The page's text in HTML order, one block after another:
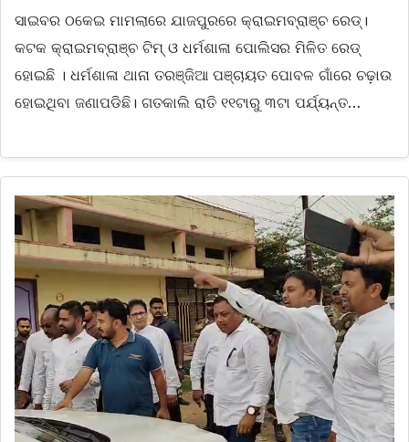
ସାଇବର ଠକେଇ ମାମଲାରେ ଯାଜପୁରରେ କ୍ରାଇମବ୍ରାଞ୍ଚ ରେଡ୍‌।
କଟକ କ୍ରାଇମବ୍ରାଞ୍ଚ ଟିମ୍‌ ଓ ଧର୍ମଶାଳା ପୋଲିସର ମିଳିତ ରେଡ୍‌
ହୋଇଛି । ଧର୍ମଶାଳା ଥାନା ତରଞ୍ଜିଆ ପଞ୍ଚାୟତ ପୋବଳ ଗାଁରେ ଚଢ଼ାଉ
ହୋଇଥିବା ଜଣାପଡିଛି। ଗତକାଲି ରାତି ୧୧ଟାରୁ ୩ଟା ପର୍ଯ୍ୟନ୍ତ…